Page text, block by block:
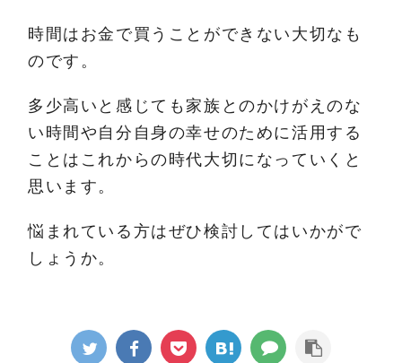
時間はお金で買うことができない大切なも
のです。
多少高いと感じても家族とのかけがえのな
い時間や自分自身の幸せのために活用する
ことはこれからの時代大切になっていくと
思います。
悩まれている方はぜひ検討してはいかがで
しょうか。